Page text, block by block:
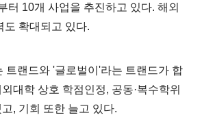
터 10개 사업을 추진하고 있다. 해외
도 확대되고 있다.
트랜드와 '글로벌이'라는 트랜드가 합
대학 상호 학점인정, 공동·복수학위
, 기회 또한 늘고 있다.